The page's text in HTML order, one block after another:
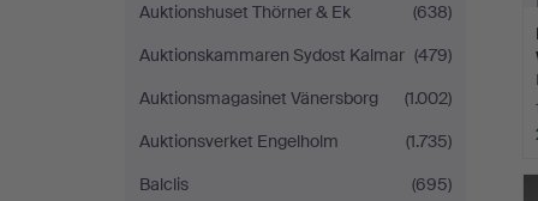
Auktionshuset Thörner & Ek
(638)
Auktionskammaren Sydost Kalmar (479)
Auktionsmagasinet Vänersborg
(1.002)
Auktionsverket Engelholm
(1.735)
Balclis
(695)